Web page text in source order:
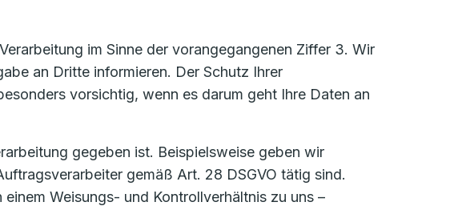
im Sinne der vorangegangenen Ziffer 3. Wir
an Dritte informieren. Der Schutz Ihrer
vorsichtig, wenn es darum geht Ihre Daten an
gegeben ist. Beispielsweise geben wir
gemäß Art. 28 DSGVO tätig sind.
Weisungs- und Kontrollverhältnis zu uns –